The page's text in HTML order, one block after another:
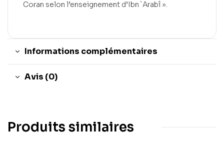
Coran selon l’enseignement d’Ibn `Arabî ».
Informations complémentaires
Avis (0)
Produits similaires